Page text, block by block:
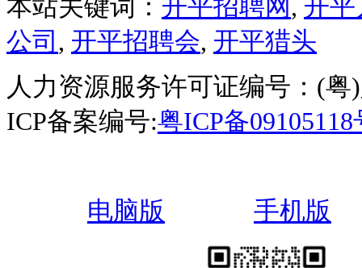
本站关键词： 开平招聘网 , 开
公司 , 开平招聘会, 开平猎头
人力资源服务许可证编号：(
ICP备案编号:粤ICP备09105118
电脑版 手机版